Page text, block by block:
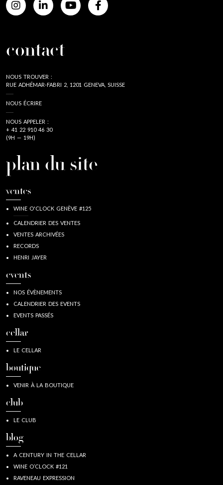
contact
NOUS TROUVER :
RUE ADHÉMAR-FABRI 2, 1201 GENEVA, SUISSE
NOUS ÉCRIRE
NOUS APPELER :
+ 41 22 910 46 30
(9H — 19H)
plan du site
ventes
WINE O'CLOCK GENÈVE #125
CALENDRIER DES VENTES
VENTES ARCHIVÉES
RECORDS
HENRI JAYER
events
NOS ÉVÈNEMENTS
CALENDRIER DES EVENTS
EVENTS PASSÉS
cellar
LE CELLAR
boutique
VENIR À LA BOUTIQUE
club
LE CLUB
blog
A CENTURY IN THE CELLAR
WINE O’CLOCK #121
RAVENEAU EXPRESSION